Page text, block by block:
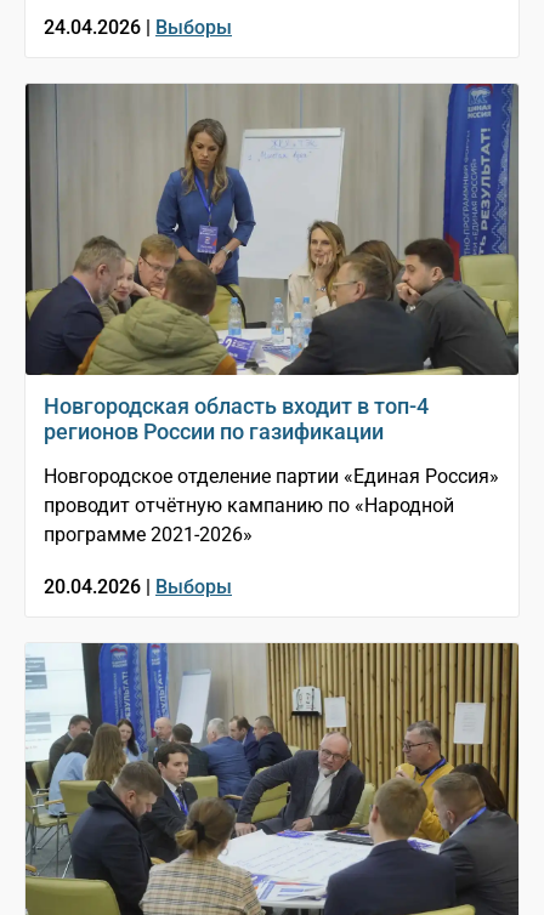
24.04.2026 | Выборы
Новгородская область входит в топ-4
регионов России по газификации
Новгородское отделение партии «Единая Россия»
проводит отчётную кампанию по «Народной
программе 2021-2026»
20.04.2026 | Выборы